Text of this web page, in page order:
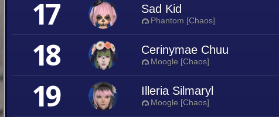
17 Sad Kid
Phantom [Chaos]
18 Cerinymae Chuu
Moogle [Chaos]
19 Illeria Silmaryl
Moogle [Chaos]